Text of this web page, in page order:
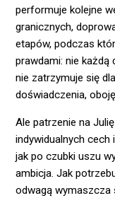
performuje kolejne
granicznych,
etapów, podczas
prawdami: nie każdą
nie zatrzymuje się
doświadczenia,
Ale patrzenie na
indywidualnych
jak po czubki uszu
ambicja. Jak
odwagą wymaszcza